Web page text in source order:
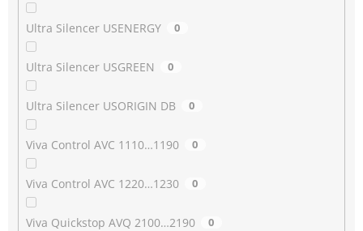
Ultra Silencer USENERGY 0
Ultra Silencer USGREEN 0
Ultra Silencer USORIGIN DB 0
Viva Control AVC 1110…1190 0
Viva Control AVC 1220…1230 0
Viva Quickstop AVQ 2100…2190 0